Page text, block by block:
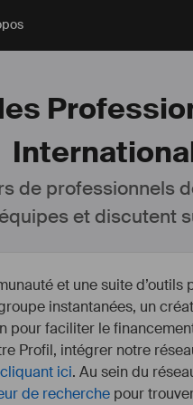
de professionnels
et discutent
et une suite
instantanées, un
pour faciliter le
Profil, intégrer notre
ici. Au sein du
de recherche pour